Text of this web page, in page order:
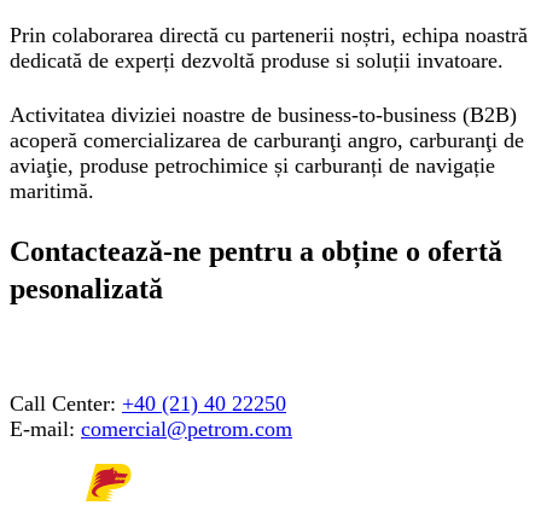
Prin colaborarea directă cu partenerii noștri, echipa noastră
dedicată de experți dezvoltă produse si soluții invatoare.
Activitatea diviziei noastre de business-to-business (B2B)
acoperă comercializarea de carburanţi angro, carburanţi de
aviaţie, produse petrochimice și carburanți de navigație
maritimă.
Contactează-ne pentru a obține o ofertă
pesonalizată
Call Center: +40 (21) 40 22250
E-mail: comercial@petrom.com